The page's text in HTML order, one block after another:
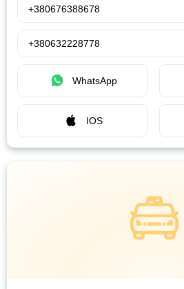
+380676388678
+380632228778
WhatsApp
IOS